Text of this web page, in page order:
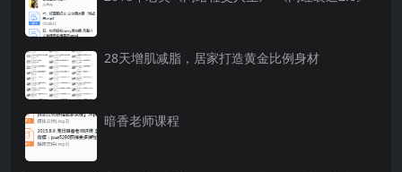
28天增肌减脂，居家打造黄金比例身材
暗香老师课程